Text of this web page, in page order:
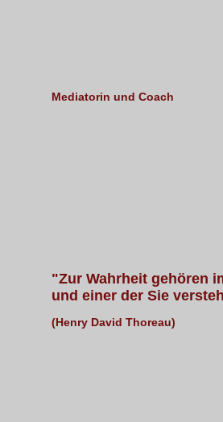
Mediatorin und Coach
"Zur Wahrheit gehören
und einer der Sie
(Henry David Thoreau)